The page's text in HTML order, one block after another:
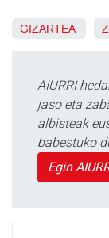
GIZARTEA
AIURRI
jaso eta
albisteak
babestuko
Egin